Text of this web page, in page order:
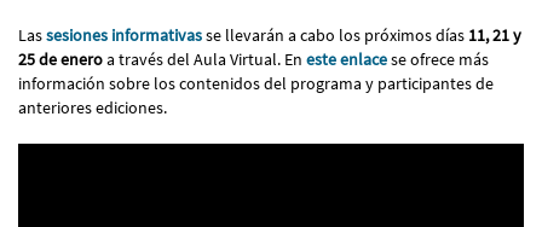
Lassesiones informativasse llevarán a cabo los próximos días 11, 21 y
25 de eneroa través del Aula Virtual. En este enlacese ofrece más
información sobre los contenidos del programa y participantes de
anteriores ediciones.